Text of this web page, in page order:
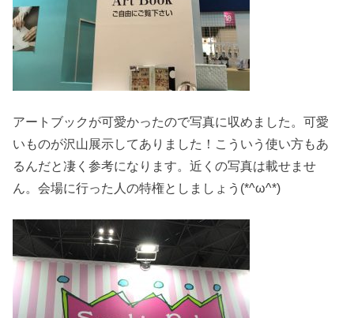
アートブックが可愛かったので写真に収めました。可愛
いものが沢山展示してありました！こういう使い方もあ
るんだと凄く参考になります。近くの写真は載せませ
ん。会場に行った人の特権としましょう(*^ω^*)